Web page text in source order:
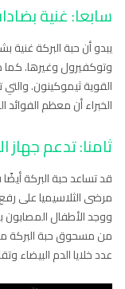
سابعا: غنية
يبدو أن حبة البركة
وتوكفيرول وغيرها.
القوية ثيموكينون. والتي
الخبراء أن معظم الفوائد
ثامنا: تدعم جهاز
قد تساعد حبة البركة
مرضى الثلاسيميا على
عدد خلايا الدم البيضاء